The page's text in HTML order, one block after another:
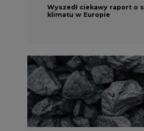
Opublikowano bilans
kopalin w Polsce według
grudnia 2025 r.